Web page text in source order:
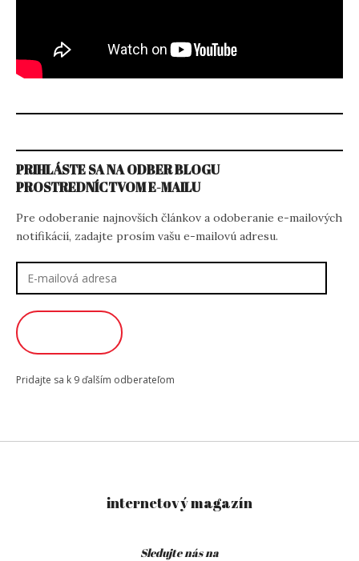
PRIHLÁSTE SA NA ODBER BLOGU
PROSTREDNÍCTVOM E-MAILU
Pre odoberanie najnovších článkov a odoberanie e-mailových
notifikácií, zadajte prosím vašu e-mailovú adresu.
adresa
Pridajte sa k 9 ďalším odberateľom
internetový magazín
Sledujte nás na